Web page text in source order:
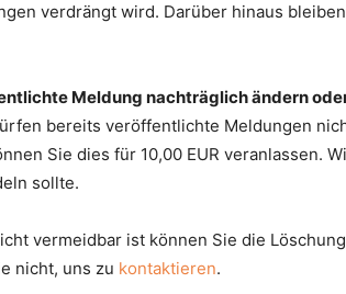
verdrängt wird. Darüber hinaus
Meldung nachträglich ändern
bereits veröffentlichte Meldungen
Sie dies für 10,00 EUR veranlassen.
sollte.
vermeidbar ist können Sie die
nicht, uns zu kontaktieren.